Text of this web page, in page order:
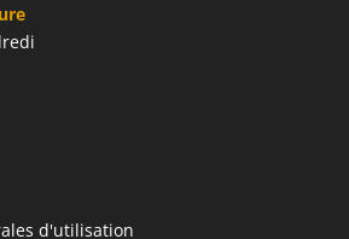
d'utilisation